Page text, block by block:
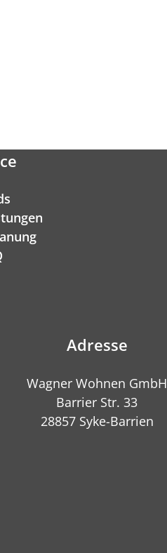
Adresse
Wagner Wohnen GmbH
Barrier Str. 33
28857 Syke-Barrien